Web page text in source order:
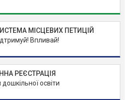
МІСЦЕВИХ ПЕТИЦІЙ
Впливай!
РЕЄСТРАЦІЯ
освіти